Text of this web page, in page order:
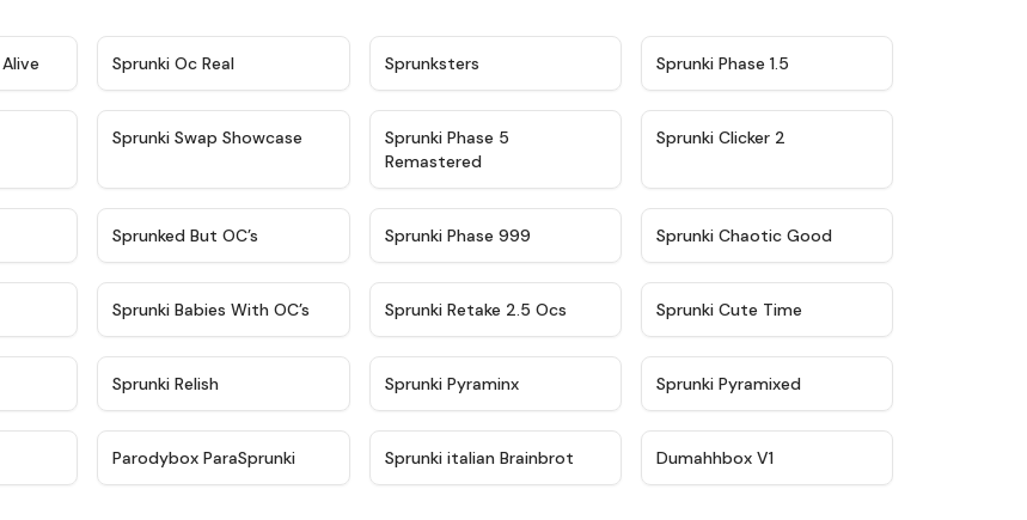
★ 4.9 Sprunki Oc Real Sprunksters Sprunki Phase 1.5
★ 4.6
Sprunki Swap Showcase
Sprunki Phase 5
Remastered
Sprunki Clicker 2
Sprunked But OC’s Sprunki Phase 999 ★
Sprunki Chaotic Good
★ 4.8
Sprunki Babies With OC’s ★
Sprunki Retake 2.5 Ocs Sprunki Cute Time
Sprunki Relish Sprunki Pyraminx Sprunki Pyramixed
★
Parodybox ParaSprunki ★ 4.4
Sprunki italian Brainbrot Dumahhbox V1